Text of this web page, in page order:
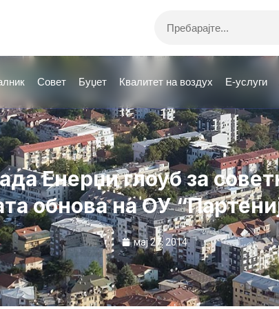
Совет Буџет Квалитет на воздух Е-услуги
Енерџи глоуб за
обнова на ОУ
мај 27, 2014